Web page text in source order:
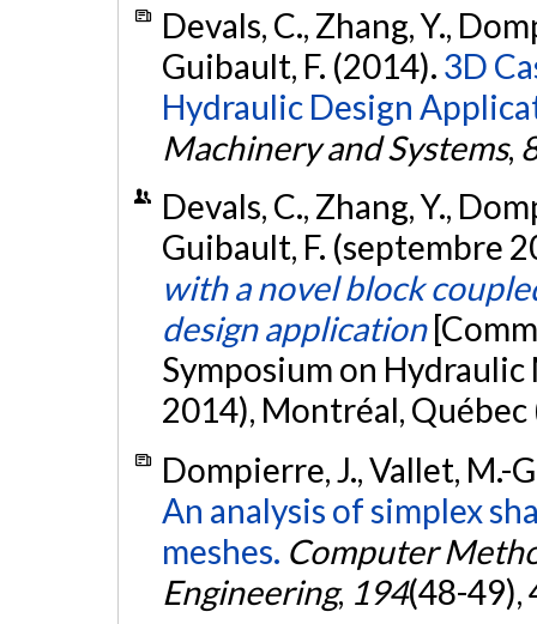
Devals, C., Zhang, Y.,
Guibault, F. (2014). 3D
Hydraulic Design
Machinery and Systems,
Devals, C., Zhang, Y.,
Guibault, F. (septembre
with a novel block
design application
Symposium on
2014), Montréal, Québec
Dompierre, J., Vallet, M.-
An analysis of simplex
meshes. Computer
Engineering, 194(48-49),